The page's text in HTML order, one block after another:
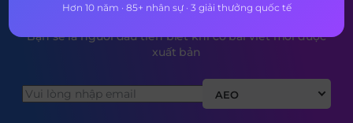
Bạn sẽ là người đầu tiên biết khi có bài viết mới được
xuất bản
AEO
Hơn 10 năm · 85+ nhân sự · 3 giải thưởng quốc tế